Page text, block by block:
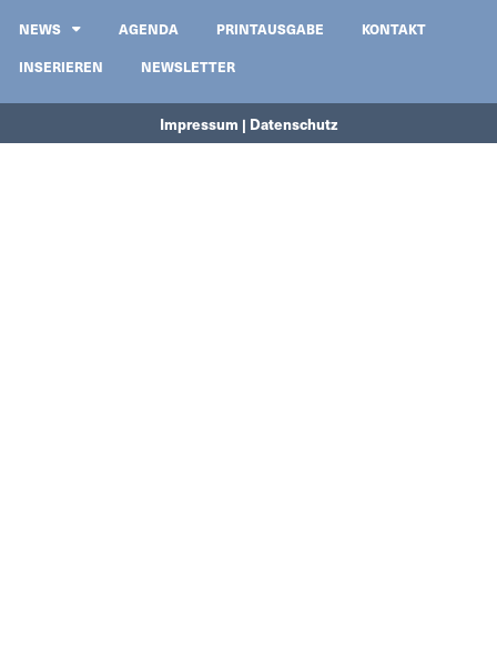
NEWS AGENDA PRINTAUSGABE
KONTAKT
INSERIEREN
NEWSLETTER
Impressum | Datenschutz